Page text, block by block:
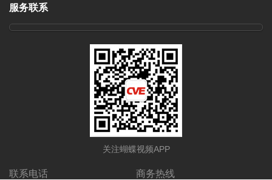
服务联系
关注蝴蝶视频APP
联系电话 商务热线